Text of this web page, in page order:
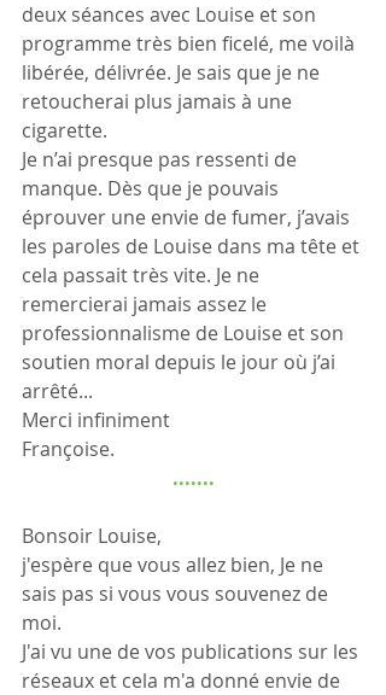
deux séances avec Louise et son
programme très bien ficelé, me voilà
libérée, délivrée. Je sais que je ne
retoucherai plus jamais à une
cigarette.
Je n’ai presque pas ressenti de
manque. Dès que je pouvais
éprouver une envie de fumer, j’avais
les paroles de Louise dans ma tête et
cela passait très vite. Je ne
remercierai jamais assez le
professionnalisme de Louise et son
soutien moral depuis le jour où j’ai
arrêté...
Merci infiniment
Françoise.
.......
Bonsoir Louise,
j'espère que vous allez bien, Je ne
sais pas si vous vous souvenez de
moi.
J'ai vu une de vos publications sur les
réseaux et cela m'a donné envie de